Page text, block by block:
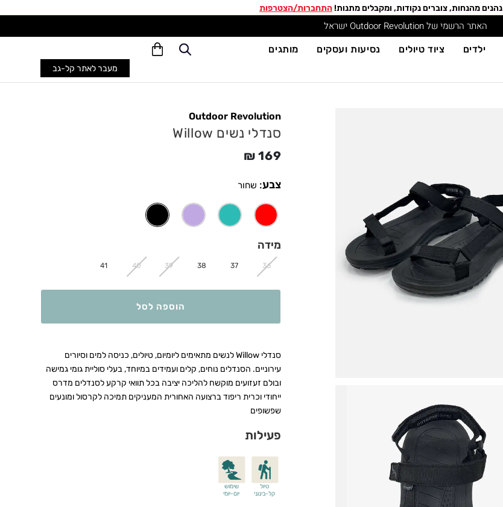
נהנים מהנחות, צוברים נקודות, ומקבלים מתנות!התחברות/הצטרפות
האתר הרשמי של Outdoor Revolution ישראל
מעבר לאתר קל-גב
ילדים ציוד טיולים נסיעות ועסקים מותגים
Outdoor Revolution
סנדלי נשים Willow
₪ 169
צבע: שחור
מידה
36
37
38
39
40
41
הוספה לסל
סנדלי Willow לנשים מתאימים ליומיום, טיולים, כניסה למים וסיורים
עירוניים. הסנדלים נוחים, קלים ועמידים במיוחד, בעלי סוליית גומי גמישה
ובולם זעזועים מוקשח להליכה יציבה בכל תוואי קרקע לסנדלים מדרס
ייחודי וכרית ריפוד ברצועה האחורית המעניקים תמיכה לקרסול ומונעים
שפשופים
פעילות
טיול
קל-בינוני
שימוש
יום-יומי